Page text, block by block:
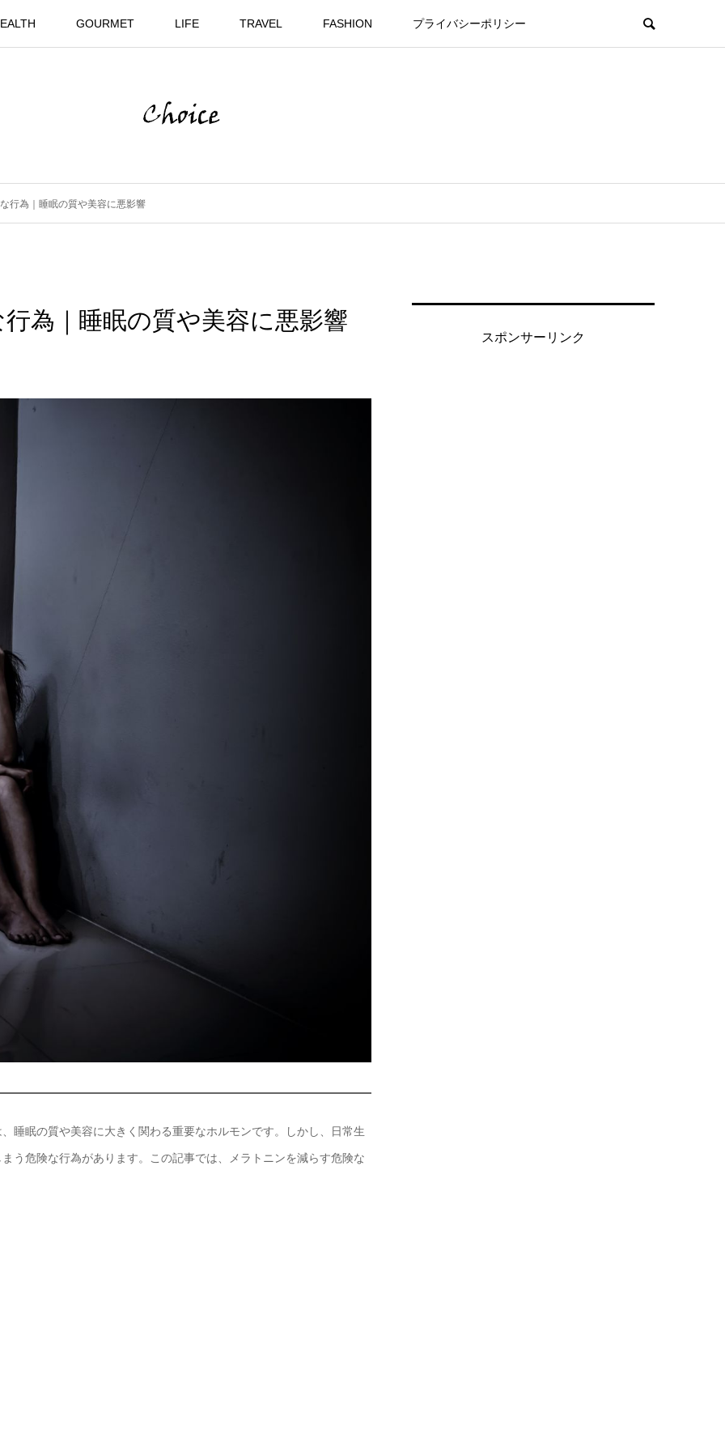
GOURMET LIFE TRAVEL FASHION プライバシーポリシー
行為｜睡眠の質や美容に悪影響
為｜睡眠の質や美容に悪影響
睡眠の質や美容に大きく関わる重要なホルモンです。しかし、日常生
う危険な行為があります。この記事では、メラトニンを減らす危険な
スポンサーリンク